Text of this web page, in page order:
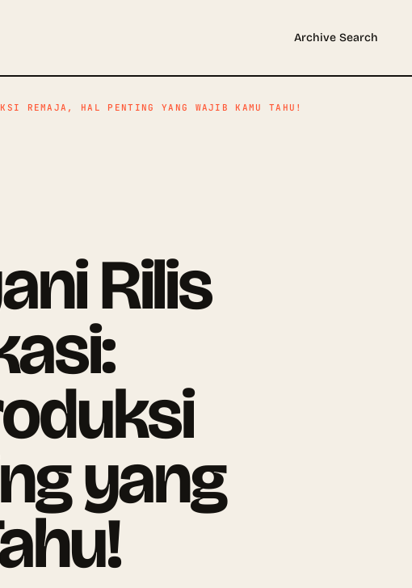
Archive Search
REMAJA, HAL PENTING YANG WAJIB KAMU TAHU!
Rilis
yang